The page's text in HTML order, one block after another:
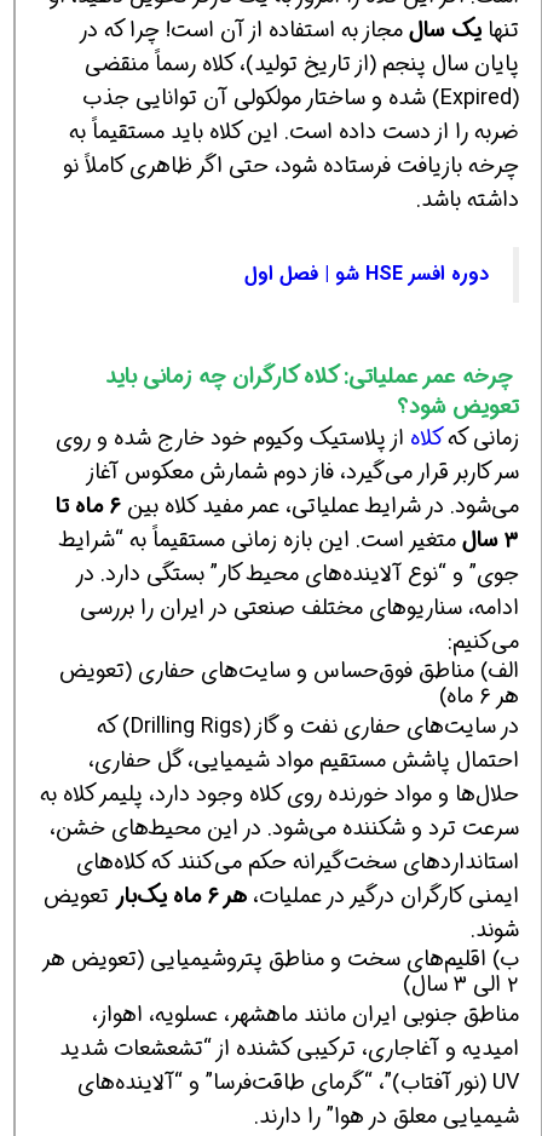
تنها یک سالمجاز به استفاده از آن است! چرا که در
پایان سال پنجم (از تاریخ تولید)، کلاه رسماً منقضی
(Expired) شده و ساختار مولکولی آن توانایی جذب
ضربه را از دست داده است. این کلاه باید مستقیماً به
چرخه بازیافت فرستاده شود، حتی اگر ظاهری کاملاً نو
داشته باشد.
دوره افسر HSE شو | فصل اول
چرخه عمر عملیاتی: کلاه کارگران چه زمانی باید
تعویض شود؟
زمانی کهکلاه از پلاستیک وکیوم خود خارج شده و روی
سر کاربر قرار می‌گیرد، فاز دوم شمارش معکوس آغاز
می‌شود. در شرایط عملیاتی، عمر مفید کلاه بین ۶ ماه تا
۳ سال
متغیر است. این بازه زمانی مستقیماً به “شرایط
جوی” و “نوع آلاینده‌های محیط کار” بستگی دارد. در
ادامه، سناریوهای مختلف صنعتی در ایران را بررسی
می‌کنیم:
الف) مناطق فوق‌حساس و سایت‌های حفاری (تعویض
هر ۶ ماه)
در سایت‌های حفاری نفت و گاز (Drilling Rigs) که
احتمال پاشش مستقیم مواد شیمیایی، گل حفاری،
حلال‌ها و مواد خورنده روی کلاه وجود دارد، پلیمر کلاه به
سرعت ترد و شکننده می‌شود. در این محیط‌های خشن،
استانداردهای سخت‌گیرانه حکم می‌کنند که کلاه‌های
ایمنی کارگران درگیر در عملیات، هر ۶ ماه یک‌بار
تعویض
شوند.
ب) اقلیم‌های سخت و مناطق پتروشیمیایی (تعویض هر
۲ الی ۳ سال)
مناطق جنوبی ایران مانند ماهشهر، عسلویه، اهواز،
امیدیه و آغاجاری، ترکیبی کشنده از “تشعشعات شدید
UV (نور آفتاب)”، “گرمای طاقت‌فرسا” و “آلاینده‌های
شیمیایی معلق در هوا” را دارند.